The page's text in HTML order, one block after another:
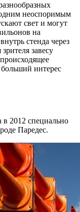
неоспоримым
свет и могут
на
стенда через
завесу
интерес
2012 специально
Паредес.